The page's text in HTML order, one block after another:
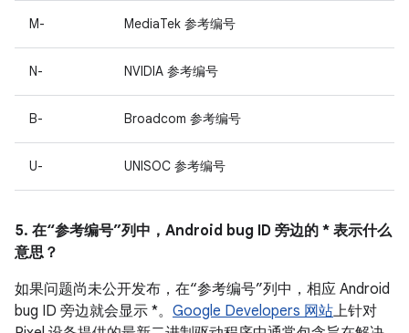
M- MediaTek 参考编号
N- NVIDIA 参考编号
B- Broadcom 参考编号
U- UNISOC 参考编号
5. 在“参考编号”列中，Android bug ID 旁边的 * 表示什么
意思？
如果问题尚未公开发布，在“参考编号”列中，相应 Android
bug ID 旁边就会显示 *。 Google Developers 网站上针对